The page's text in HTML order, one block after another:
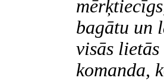
bagātu un
visās
komanda,